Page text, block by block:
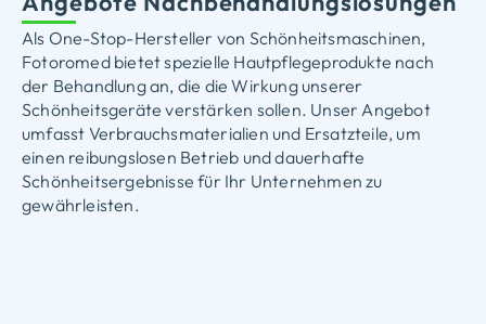
Als One-Stop-Hersteller von Schönheitsmaschinen,
Fotoromed bietet spezielle Hautpflegeprodukte nach
der Behandlung an, die die Wirkung unserer
Schönheitsgeräte verstärken sollen. Unser Angebot
umfasst Verbrauchsmaterialien und Ersatzteile, um
einen reibungslosen Betrieb und dauerhafte
Schönheitsergebnisse für Ihr Unternehmen zu
gewährleisten.